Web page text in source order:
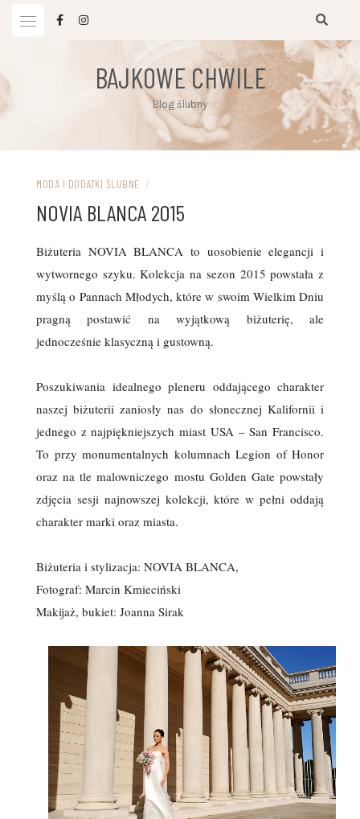
BAJKOWE CHWILE
Blog ślubny
MODA I DODATKI ŚLUBNE /
NOVIA BLANCA 2015
Biżuteria NOVIA BLANCA to uosobienie elegancji i
wytwornego szyku. Kolekcja na sezon 2015 powstała z
myślą o Pannach Młodych, które w swoim Wielkim Dniu
pragną postawić na wyjątkową biżuterię, ale
jednocześnie klasyczną i gustowną.
Poszukiwania idealnego pleneru oddającego charakter
naszej biżuterii zaniosły nas do słonecznej Kalifornii i
jednego z najpiękniejszych miast USA – San Francisco.
To przy monumentalnych kolumnach Legion of Honor
oraz na tle malowniczego mostu Golden Gate powstały
zdjęcia sesji najnowszej kolekcji, które w pełni oddają
charakter marki oraz miasta.
Biżuteria i stylizacja: NOVIA BLANCA,
Fotograf: Marcin Kmieciński
Makijaż, bukiet: Joanna Sirak